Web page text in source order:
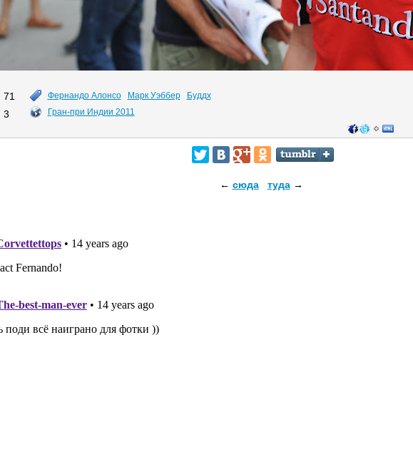
71
3
Фернандо Алонсо Марк Уэббер
Буддх
Гран-при Индии 2011
← сюда туда→